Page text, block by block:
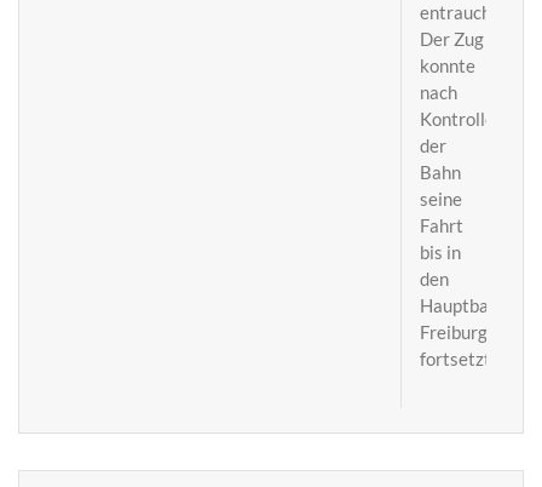
entraucht.
Der Zug
konnte
nach
Kontrolle
der
Bahn
seine
Fahrt
bis in
den
Hauptbahnhof
Freiburg
fortsetzten.